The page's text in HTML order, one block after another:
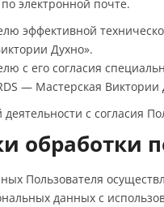
электронной почте.
эффективной
Духно».
с его согласия
— Мастерская Виктории
с согласия
обработки
Пользователя
данных с